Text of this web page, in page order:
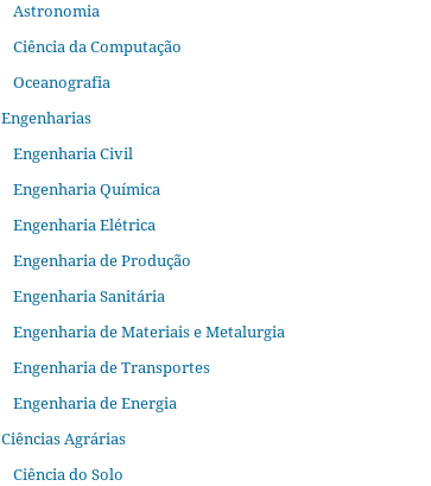
Astronomia
Ciência da Computação
Oceanografia
Engenharias
Engenharia Civil
Engenharia Química
Engenharia Elétrica
Engenharia de Produção
Engenharia Sanitária
Engenharia de Materiais e Metalurgia
Engenharia de Transportes
Engenharia de Energia
Ciências Agrárias
Ciência do Solo